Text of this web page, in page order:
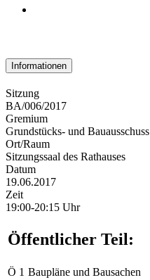
Informationen
Sitzung
BA/006/2017
Gremium
Grundstücks- und Bauausschuss
Ort/Raum
Sitzungssaal des Rathauses
Datum
19.06.2017
Zeit
19:00-20:15 Uhr
Öffentlicher Teil:
Ö 1 Baupläne und Bausachen